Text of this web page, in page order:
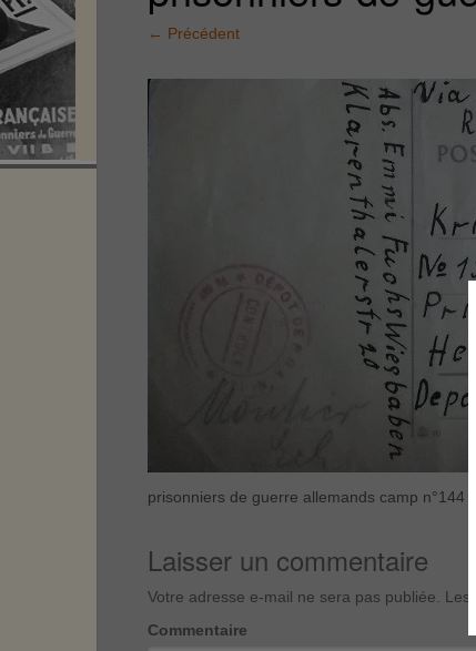
← Précédent
prisonniers de guerre allemands camp n°144
Laisser un commentaire
Votre adresse e-mail ne sera pas publiée. Les
Commentaire